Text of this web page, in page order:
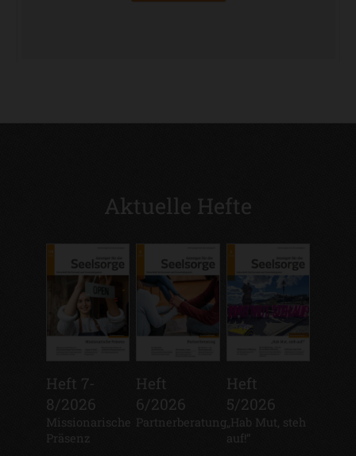
Aktuelle Hefte
Heft 7-
8/2026
:
Missionarische
Präsenz
Heft
6/2026
:
Partnerberatung
Heft
5/2026
:„Hab Mut, steh
auf!“